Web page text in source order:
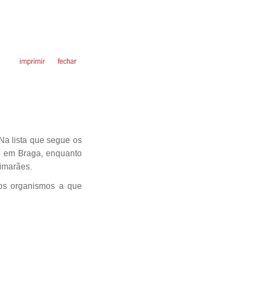
lista que segue os
Braga, enquanto
organismos a que